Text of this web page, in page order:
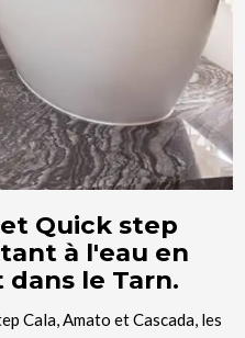
Quick step
à l'eau en
le Tarn.
Cala, Amato et Cascada, les